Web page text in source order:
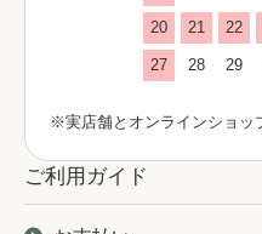
20 21 22
27 28 29
※実店舗とオンラインショッ
ご利用ガイド